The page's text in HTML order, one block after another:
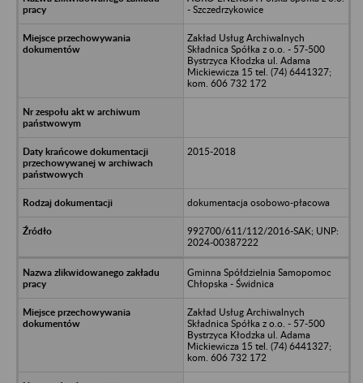
- Szczedrzykowice
Zakład Usług Archiwalnych
Składnica Spółka z o.o. - 57-500
Bystrzyca Kłodzka ul. Adama
Mickiewicza 15 tel. (74) 6441327;
kom. 606 732 172
2015-2018
dokumentacja osobowo-płacowa
992700/611/112/2016-SAK; UNP:
2024-00387222
Gminna Spółdzielnia Samopomoc
Chłopska - Świdnica
Zakład Usług Archiwalnych
Składnica Spółka z o.o. - 57-500
Bystrzyca Kłodzka ul. Adama
Mickiewicza 15 tel. (74) 6441327;
kom. 606 732 172